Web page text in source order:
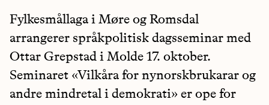
Fylkesmållaga i Møre og Romsdal
arrangerer språkpolitisk dagsseminar med
Ottar Grepstad i Molde 17. oktober.
Seminaret «Vilkåra for nynorskbrukarar og
andre mindretal i demokrati» er ope for